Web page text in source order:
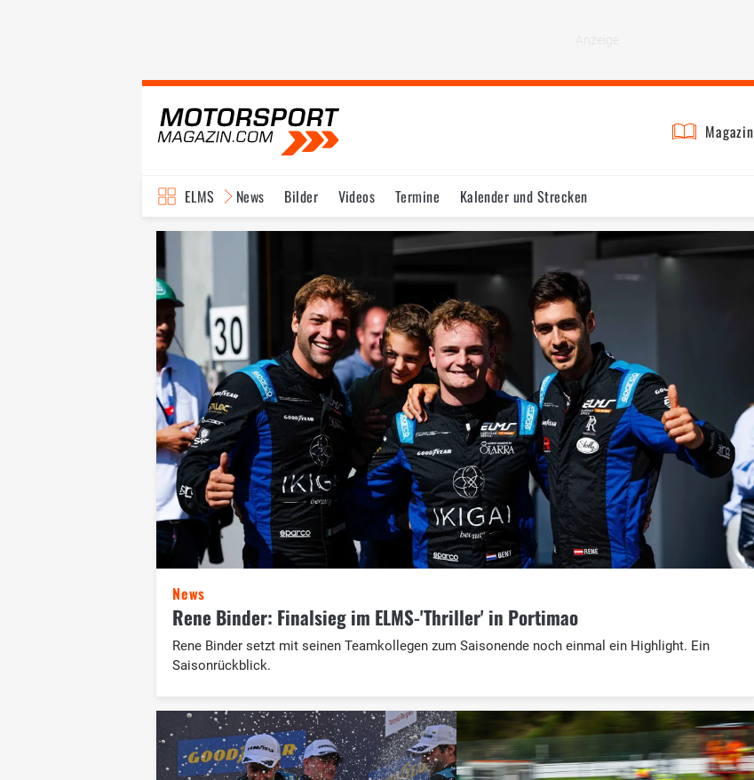
Magazin
ELMS News Bilder Videos Termine Kalender und Strecken
News
Rene Binder: Finalsieg im ELMS-'Thriller' in Portimao
Rene Binder setzt mit seinen Teamkollegen zum Saisonende noch einmal ein Highlight. Ein
Saisonrückblick.